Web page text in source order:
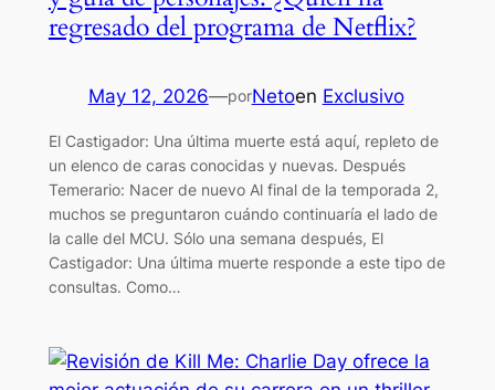
regresado del programa de Netflix?
May 12, 2026—porNetoen Exclusivo
El Castigador: Una última muerte está aquí, repleto de
un elenco de caras conocidas y nuevas. Después
Temerario: Nacer de nuevo Al final de la temporada 2,
muchos se preguntaron cuándo continuaría el lado de
la calle del MCU. Sólo una semana después, El
Castigador: Una última muerte responde a este tipo de
consultas. Como…